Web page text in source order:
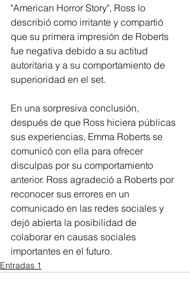
"American Horror Story", Ross lo
describió como irritante y compartió
que su primera impresión de Roberts
fue negativa debido a su actitud
autoritaria y a su comportamiento de
superioridad en el set.
En una sorpresiva conclusión,
después de que Ross hiciera públicas
sus experiencias, Emma Roberts se
comunicó con ella para ofrecer
disculpas por su comportamiento
anterior. Ross agradeció a Roberts por
reconocer sus errores en un
comunicado en las redes sociales y
dejó abierta la posibilidad de
colaborar en causas sociales
importantes en el futuro.
Entradas 1